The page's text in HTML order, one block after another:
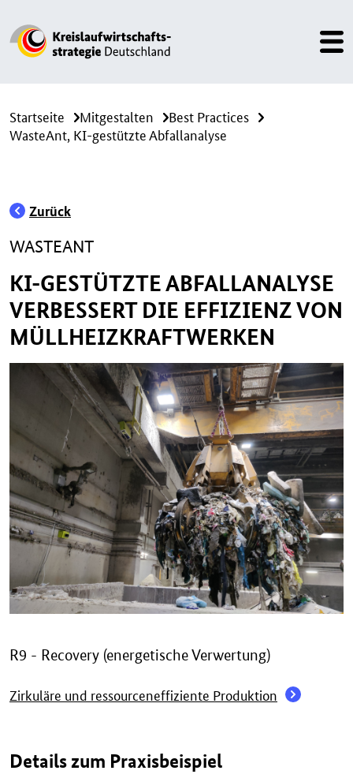
Startseite Mitgestalten
Best Practices
WasteAnt, KI-gestützte Abfallanalyse
Zurück
WASTEANT
KI-GESTÜTZTE ABFALLANALYSE
VERBESSERT DIE EFFIZIENZ VON
MÜLLHEIZKRAFTWERKEN
R9 - Recovery (energetische Verwertung)
Zirkuläre und ressourceneffiziente Produktion
Details zum Praxisbeispiel